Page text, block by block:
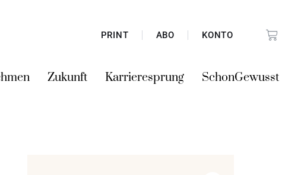
PRINT ABO KONTO
Zukunft Karrieresprung SchonGewusst